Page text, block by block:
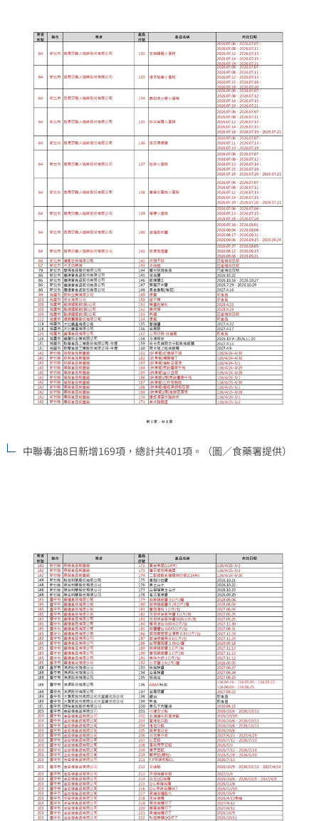
中聯毒油8日新增169項，總計共401項。（圖／食藥署提供）